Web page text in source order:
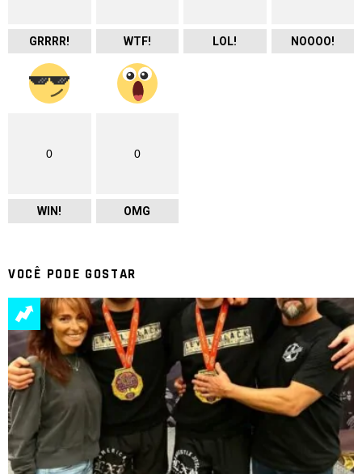
GRRRR! WTF! LOL! NOOOO!
0
WIN!
0
OMG
VOCÊ PODE GOSTAR